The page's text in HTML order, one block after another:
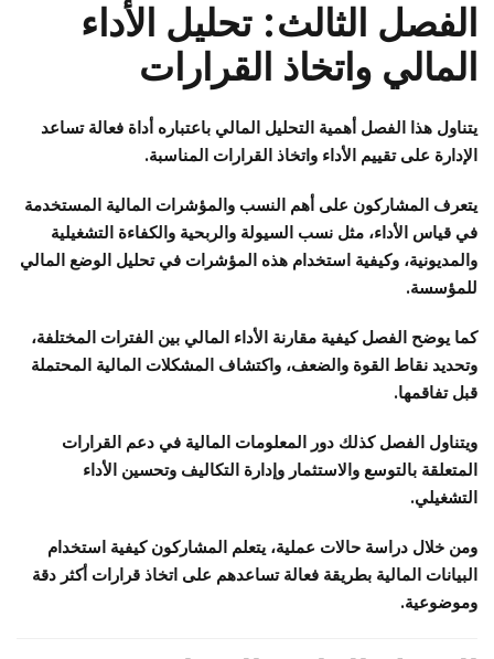
الفصل الثالث: تحليل الأداء
المالي واتخاذ القرارات
يتناول هذا الفصل أهمية التحليل المالي باعتباره أداة فعالة تساعد
الإدارة على تقييم الأداء واتخاذ القرارات المناسبة.
يتعرف المشاركون على أهم النسب والمؤشرات المالية المستخدمة
في قياس الأداء، مثل نسب السيولة والربحية والكفاءة التشغيلية
والمديونية، وكيفية استخدام هذه المؤشرات في تحليل الوضع المالي
للمؤسسة.
كما يوضح الفصل كيفية مقارنة الأداء المالي بين الفترات المختلفة،
وتحديد نقاط القوة والضعف، واكتشاف المشكلات المالية المحتملة
قبل تفاقمها.
ويتناول الفصل كذلك دور المعلومات المالية في دعم القرارات
المتعلقة بالتوسع والاستثمار وإدارة التكاليف وتحسين الأداء
التشغيلي.
ومن خلال دراسة حالات عملية، يتعلم المشاركون كيفية استخدام
البيانات المالية بطريقة فعالة تساعدهم على اتخاذ قرارات أكثر دقة
وموضوعية.